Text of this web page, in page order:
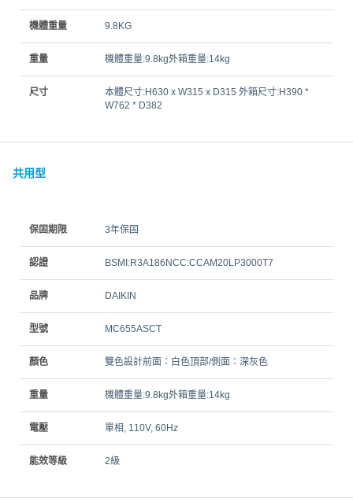
機體重量 9.8KG
重量 機體重量:9.8kg外箱重量:14kg
尺寸
本體尺寸:H630 x W315 x D315 外箱尺寸:H390 *
W762 * D382
共用型
保固期限 3年保固
認證 BSMI:R3A186NCC:CCAM20LP3000T7
品牌 DAIKIN
型號 MC655ASCT
顏色 雙色設計前面：白色頂部/側面：深灰色
重量 機體重量:9.8kg外箱重量:14kg
電壓 單相, 110V, 60Hz
能效等級 2級